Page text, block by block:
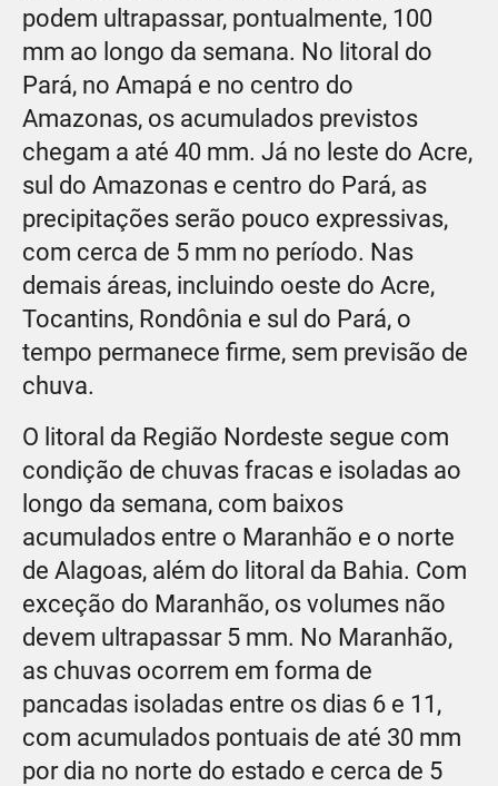
podem ultrapassar, pontualmente, 100
mm ao longo da semana. No litoral do
Pará, no Amapá e no centro do
Amazonas, os acumulados previstos
chegam a até 40 mm. Já no leste do Acre,
sul do Amazonas e centro do Pará, as
precipitações serão pouco expressivas,
com cerca de 5 mm no período. Nas
demais áreas, incluindo oeste do Acre,
Tocantins, Rondônia e sul do Pará, o
tempo permanece firme, sem previsão de
chuva.
O litoral da Região Nordeste segue com
condição de chuvas fracas e isoladas ao
longo da semana, com baixos
acumulados entre o Maranhão e o norte
de Alagoas, além do litoral da Bahia. Com
exceção do Maranhão, os volumes não
devem ultrapassar 5 mm. No Maranhão,
as chuvas ocorrem em forma de
pancadas isoladas entre os dias 6 e 11,
com acumulados pontuais de até 30 mm
por dia no norte do estado e cerca de 5